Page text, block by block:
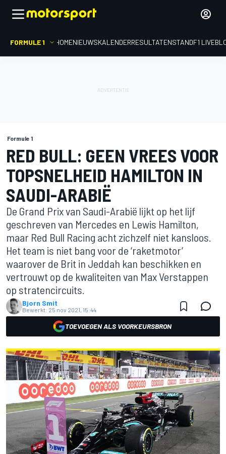
FORMULE 1 HOMENIEUWSKALENDERRESULTATENSTANDF1
Formule 1
RED BULL: GEEN VREES VOOR
TOPSNELHEID HAMILTON IN
SAUDI-ARABIË
De Grand Prix van Saudi-Arabië lijkt op het lijf
geschreven van Mercedes en Lewis Hamilton,
maar Red Bull Racing acht zichzelf niet kansloos.
Het team is niet bang voor de ‘raketmotor’
waarover de Brit in Jeddah kan beschikken en
vertrouwt op de kwaliteiten van Max Verstappen
op stratencircuits.
Bjorn Smit
Bewerkt: 25 nov 2021, 15:44
TOEVOEGEN ALS VOORKEURSBRON